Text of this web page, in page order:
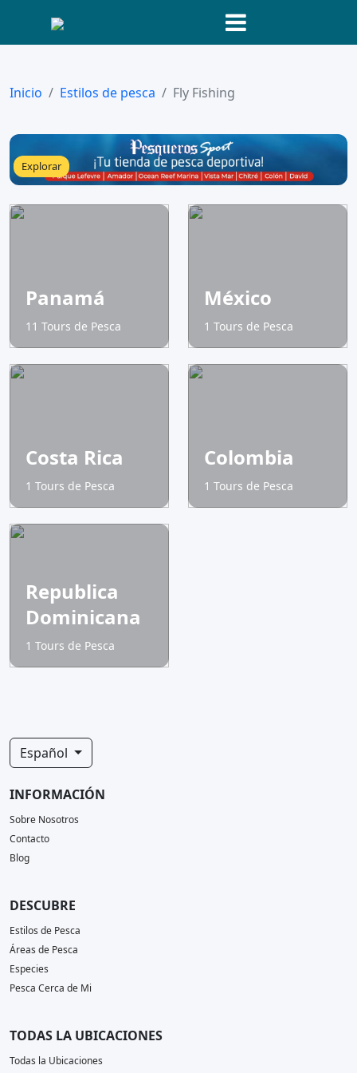
Inicio Estilos de pesca Fly Fishing
Explorar
Panamá
11 Tours de Pesca
México
1 Tours de Pesca
Costa Rica
1 Tours de Pesca
Colombia
1 Tours de Pesca
Republica
Dominicana
1 Tours de Pesca
Español
INFORMACIÓN
Sobre Nosotros
Contacto
Blog
DESCUBRE
Estilos de Pesca
Áreas de Pesca
Especies
Pesca Cerca de Mi
TODAS LA UBICACIONES
Todas la Ubicaciones